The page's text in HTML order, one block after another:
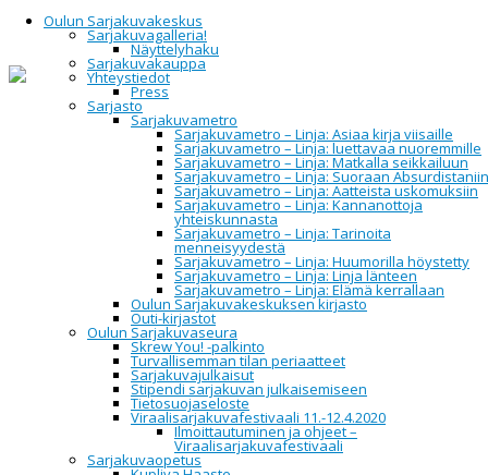
Oulun Sarjakuvakeskus
Sarjakuvagalleria!
Näyttelyhaku
Sarjakuvakauppa
Yhteystiedot
Press
Sarjasto
Sarjakuvametro
Sarjakuvametro – Linja: Asiaa kirja viisaille
Sarjakuvametro – Linja: luettavaa nuoremmille
Sarjakuvametro – Linja: Matkalla seikkailuun
Sarjakuvametro – Linja: Suoraan Absurdistaniin
Sarjakuvametro – Linja: Aatteista uskomuksiin
Sarjakuvametro – Linja: Kannanottoja
yhteiskunnasta
Sarjakuvametro – Linja: Tarinoita
menneisyydestä
Sarjakuvametro – Linja: Huumorilla höystetty
Sarjakuvametro – Linja: Linja länteen
Sarjakuvametro – Linja: Elämä kerrallaan
Oulun Sarjakuvakeskuksen kirjasto
Outi-kirjastot
Oulun Sarjakuvaseura
Skrew You! -palkinto
Turvallisemman tilan periaatteet
Sarjakuvajulkaisut
Stipendi sarjakuvan julkaisemiseen
Tietosuojaseloste
Viraalisarjakuvafestivaali 11.-12.4.2020
Ilmoittautuminen ja ohjeet –
Viraalisarjakuvafestivaali
Sarjakuvaopetus
HomeOulun Sarjakuvakeskus
Tapahtumat
Upcoming
2018
2019
2020
2021
2022
2023
2024
2025
2026